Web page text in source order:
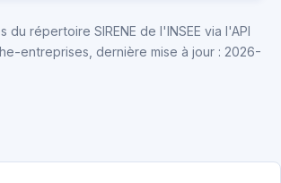
du répertoire SIRENE de l'INSEE via l'API
entreprises, dernière mise à jour : 2026-